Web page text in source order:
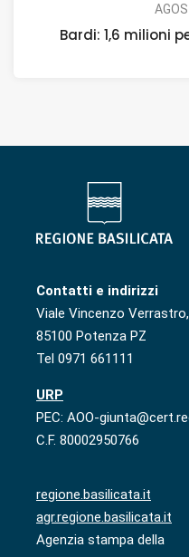
Bardi: 1,6 milioni
Contatti e indirizzi
Viale Vincenzo
85100 Potenza PZ
Tel 0971 661111
URP
PEC: AOO-
C.F. 80002950766
regione.basilicata.it
agr.regione.basilicata.it
Agenzia stampa della